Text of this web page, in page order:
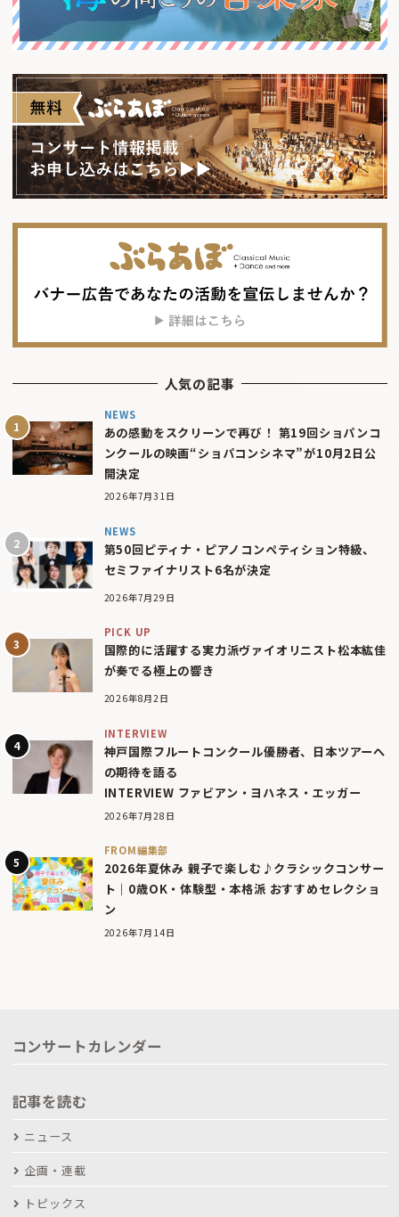
人気の記事
NEWS
あの感動をスクリーンで再び！ 第19回ショパンコ
ンクールの映画“ショパコンシネマ”が10月2日公
開決定
2026年7月31日
NEWS
第50回ピティナ・ピアノコンペティション特級、
セミファイナリスト6名が決定
2026年7月29日
PICK UP
国際的に活躍する実力派ヴァイオリニスト松本紘佳
が奏でる極上の響き
2026年8月2日
INTERVIEW
神戸国際フルートコンクール優勝者、日本ツアーへ
の期待を語る
INTERVIEW ファビアン・ヨハネス・エッガー
2026年7月28日
FROM編集部
2026年夏休み 親子で楽しむ♪クラシックコンサー
ト｜0歳OK・体験型・本格派 おすすめセレクショ
ン
2026年7月14日
コンサートカレンダー
記事を読む
ニュース
企画・連載
トピックス